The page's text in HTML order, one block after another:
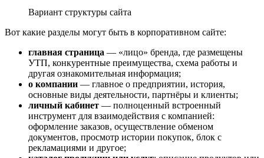
Вариант структуры сайта
Вот какие разделы могут быть в корпоративном сайте:
главная страница — «лицо» бренда, где размещены
УТП, конкурентные преимущества, схема работы и
другая ознакомительная информация;
о компании — главное о предприятии, история,
основные виды деятельности, партнёры и клиенты;
личный кабинет — полноценный встроенный
инструмент для взаимодействия с компанией:
оформление заказов, осуществление обменом
документов, просмотр истории покупок, блок с
рекламациями и другое;